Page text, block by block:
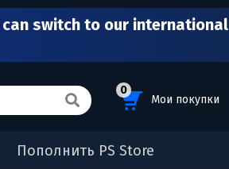
can switch to our international
0
Мои покупки
Пополнить PS Store